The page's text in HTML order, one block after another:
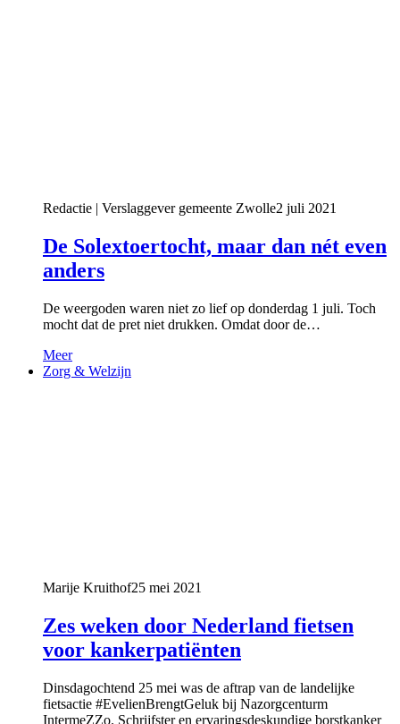
Redactie | Verslaggever gemeente Zwolle2 juli 2021
De Solextoertocht, maar dan nét even
anders
De weergoden waren niet zo lief op donderdag 1 juli. Toch
mocht dat de pret niet drukken. Omdat door de…
Meer
Zorg & Welzijn
Marije Kruithof25 mei 2021
Zes weken door Nederland fietsen
voor kankerpatiënten
Dinsdagochtend 25 mei was de aftrap van de landelijke
fietsactie #EvelienBrengtGeluk bij Nazorgcenturm
IntermeZZo. Schrijfster en ervaringsdeskundige borstkanker